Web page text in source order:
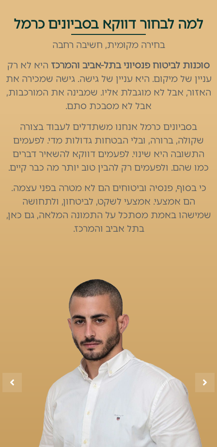
למה לבחור דווקא בסביונים כרמל
בחירה מקומית, חשיבה רחבה
סוכנות לביטוח פנסיוני בתל-אביב והמרכז היא לא רק
עניין של מיקום. היא עניין של גישה. גישה שמכירה את
האזור, אבל לא מוגבלת אליו. שמבינה את המורכבות,
אבל לא מסבכת סתם.
בסביונים כרמל אנחנו משתדלים לעבוד בצורה
שקולה, ברורה, ובלי הבטחות גדולות מדי. לפעמים
התשובה היא שינוי. לפעמים דווקא להשאיר דברים
כמו שהם. ולפעמים רק להבין טוב יותר מה כבר קיים.
כי בסוף, פנסיה וביטוחים הם לא מטרה בפני עצמה.
הם אמצעי. אמצעי לשקט, לביטחון, ולתחושה
שמישהו באמת מסתכל על התמונה המלאה, גם כאן,
בתל אביב והמרכז.